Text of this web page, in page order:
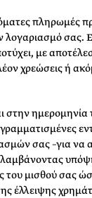
πληρωμές
λογαριασμό σας.
με
χρεώσεις ή
στην ημερομηνία
σας –για να
του μισθού σας
έλλειψης